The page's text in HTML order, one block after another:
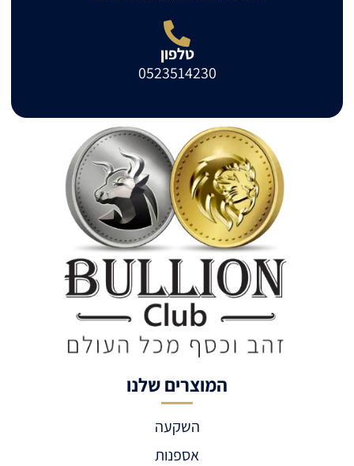
טלפון
0523514230
המוצרים שלנו
השקעה
אספנות